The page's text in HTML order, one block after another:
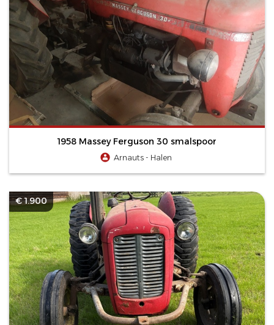
1958 Massey Ferguson 30 smalspoor
Arnauts - Halen
€ 1.900